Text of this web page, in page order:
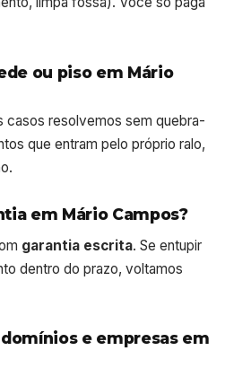
ou piso em Mário
casos resolvemos sem quebra-
que entram pelo próprio ralo,
em Mário Campos?
garantia escrita. Se entupir
dentro do prazo, voltamos
e empresas em